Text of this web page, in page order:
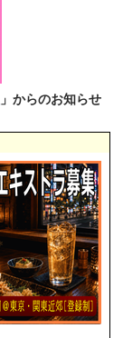
」からのお知らせ